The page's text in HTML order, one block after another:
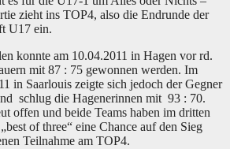
zieht ins TOP4, also die Endrunde der
U17 ein.
konnte am 10.04.2011 in Hagen vor rd.
mit 87 : 75 gewonnen werden. Im
in Saarlouis zeigte sich jedoch der Gegner
schlug die Hagenerinnen mit 93 : 70.
offen und beide Teams haben im dritten
of three“ eine Chance auf den Sieg
Teilnahme am TOP4.